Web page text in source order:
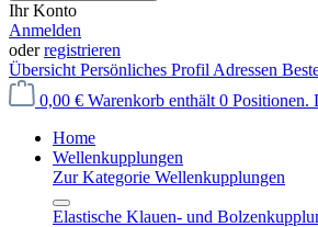
Ihr Konto
Anmelden
oderregistrieren
Übersicht Persönliches Profil Adressen
0,00 € Warenkorb enthält 0 Positionen.
Home
Wellenkupplungen
Zur Kategorie Wellenkupplungen
Elastische Klauen- und